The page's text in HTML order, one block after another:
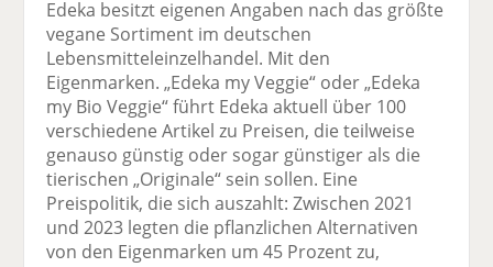
Edeka besitzt eigenen Angaben nach das größte
vegane Sortiment im deutschen
Lebensmitteleinzelhandel. Mit den
Eigenmarken. „Edeka my Veggie“ oder „Edeka
my Bio Veggie“ führt Edeka aktuell über 100
verschiedene Artikel zu Preisen, die teilweise
genauso günstig oder sogar günstiger als die
tierischen „Originale“ sein sollen. Eine
Preispolitik, die sich auszahlt: Zwischen 2021
und 2023 legten die pflanzlichen Alternativen
von den Eigenmarken um 45 Prozent zu,